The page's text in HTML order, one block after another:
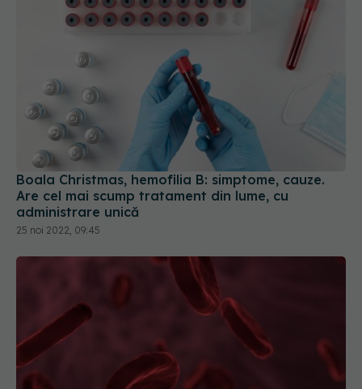
Boala Christmas, hemofilia B: simptome, cauze.
Are cel mai scump tratament din lume, cu
administrare unică
25 noi 2022, 09:45